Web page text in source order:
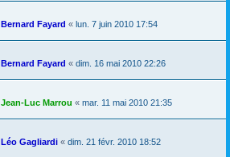
Bernard Fayard « lun. 7 juin 2010 17:54
Bernard Fayard « dim. 16 mai 2010 22:26
Jean-Luc Marrou « mar. 11 mai 2010 21:35
Léo Gagliardi « dim. 21 févr. 2010 18:52